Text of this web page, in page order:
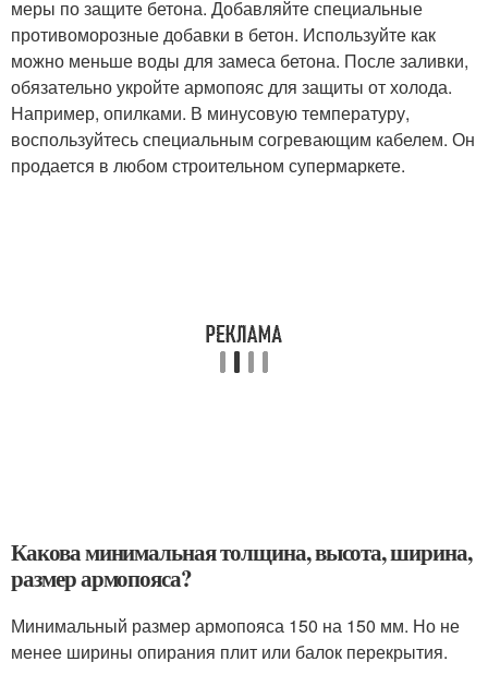
меры по защите бетона. Добавляйте специальные
противоморозные добавки в бетон. Используйте как
можно меньше воды для замеса бетона. После заливки,
обязательно укройте армопояс для защиты от холода.
Например, опилками. В минусовую температуру,
воспользуйтесь специальным согревающим кабелем. Он
продается в любом строительном супермаркете.
Какова минимальная толщина, высота, ширина,
размер армопояса?
Минимальный размер армопояса 150 на 150 мм. Но не
менее ширины опирания плит или балок перекрытия.